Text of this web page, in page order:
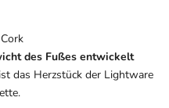
des Fußes entwickelt
das Herzstück der Lightware